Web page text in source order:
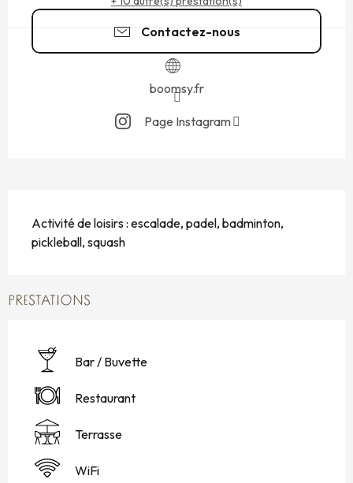
Contactez-nous
boomsy.fr
Page Instagram
Activité de loisirs : escalade, padel, badminton,
pickleball, squash
PRESTATIONS
Bar / Buvette
Restaurant
Terrasse
WiFi